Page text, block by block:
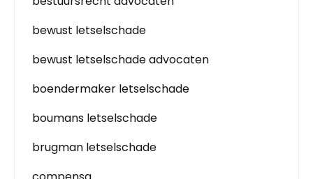
bewust letselschade
bewust letselschade advocaten
boendermaker letselschade
boumans letselschade
brugman letselschade